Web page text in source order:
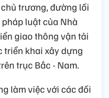
trương, đường lối
luật của Nhà
giao thông vận tải
triển khai xây dựng
trục Bắc - Nam.
làm việc với các đối